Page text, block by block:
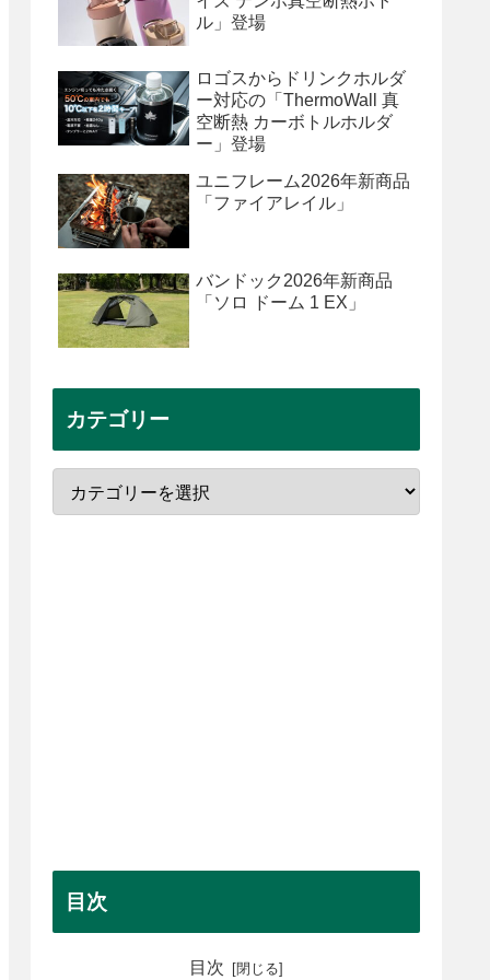
ル」登場
ロゴスからドリンクホルダ
ー対応の「ThermoWall 真
空断熱 カーボトルホルダ
ー」登場
ユニフレーム2026年新商品
「ファイアレイル」
バンドック2026年新商品
「ソロ ドーム 1 EX」
カテゴリー
目次
目次